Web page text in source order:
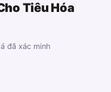
Tiêu Hóa
đã xác minh